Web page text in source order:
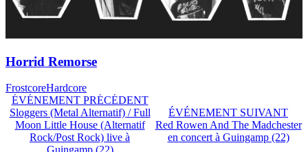
Horrid Remorse
FrostcoreHardcore
ÉVÉNEMENT PRÉCÉDENT
Sloggers (Metal Alternatif) / Full
Moon Little House (Alternatif
Rock/Post Rock) live à
ÉVÉNEMENT SUIVANT
Red Rowen And The Madchester
en concert à Guingamp (22)